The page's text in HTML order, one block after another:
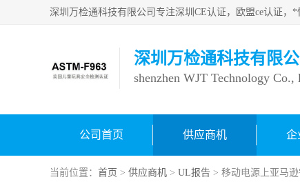
深圳万检通科技有限
shenzhen WJT Technology Co.,
公司首页 供应商机 企
当前位置： 首页 > 供应商机 > UL报告 > 移动电源上亚马逊